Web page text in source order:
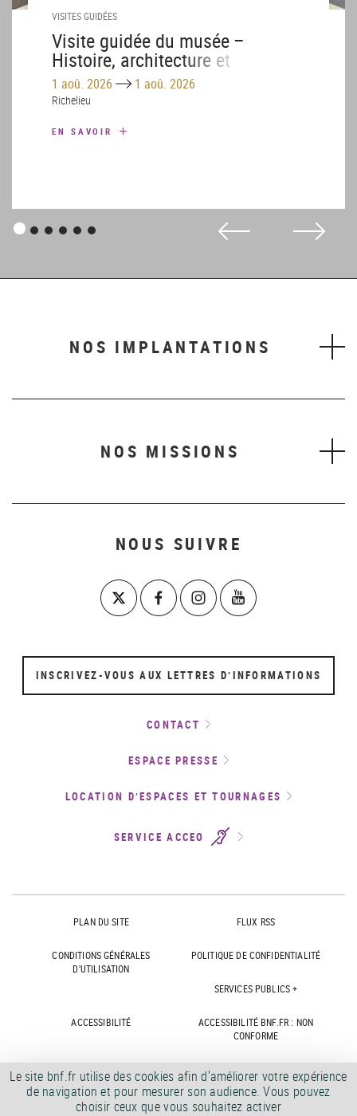
VISITES GUIDÉES
Visite guidée du musée –
Histoire, architecture et
patrimoine – Août
1 aoû. 2026 Until1 aoû. 2026
Richelieu
EN SAVOIR
Panneau
Panneau
Panneau
Panneau
Panneau
Panneau
NOS IMPLANTATIONS
NOS MISSIONS
NOUS SUIVRE
INSCRIVEZ-VOUS AUX LETTRES D’INFORMATIONS
CONTACT
ESPACE PRESSE
LOCATION D’ESPACES ET TOURNAGES
SERVICE ACCEO
PLAN DU SITE FLUX RSS
CONDITIONS GÉNÉRALES
D'UTILISATION
POLITIQUE DE CONFIDENTIALITÉ
SERVICES PUBLICS +
ACCESSIBILITÉ
ACCESSIBILITÉ BNF.FR : NON
CONFORME
MARCHÉS PUBLICS OFFRES D'EMPLOI
DÉMATÉRIALISATION FACTURES CRÉDITS
Le site bnf.fr utilise des cookies afin d'améliorer votre expérience
de navigation et pour mesurer son audience. Vous pouvez
choisir ceux que vous souhaitez activer